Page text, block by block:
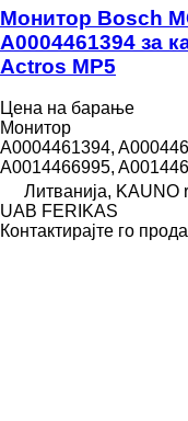
Монитор Bosch
A0004461394 за
Actros MP5
Цена на барање
Монитор
A0004461394,
A0014466995,
Литванија, KAUNO
UAB FERIKAS
Контактирајте го